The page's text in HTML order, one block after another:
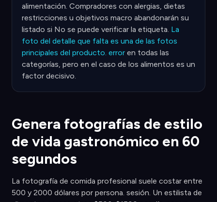
alimentación. Compradores con alergias, dietas
restricciones u objetivos macro abandonarán su
listado si No se puede verificar la etiqueta. La
foto del detalle que falta es una de las fotos
principales del producto. error en todas las
categorías, pero en el caso de los alimentos es un
factor decisivo.
Genera fotografías de estilo
de vida gastronómico en 60
segundos
La fotografía de comida profesional suele costar entre
500 y 2000 dólares por persona. sesión. Un estilista de